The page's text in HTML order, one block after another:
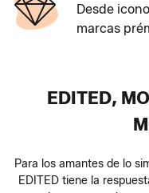
Desde
marcas
EDITED,
Para los amantes de lo
EDITED tiene la